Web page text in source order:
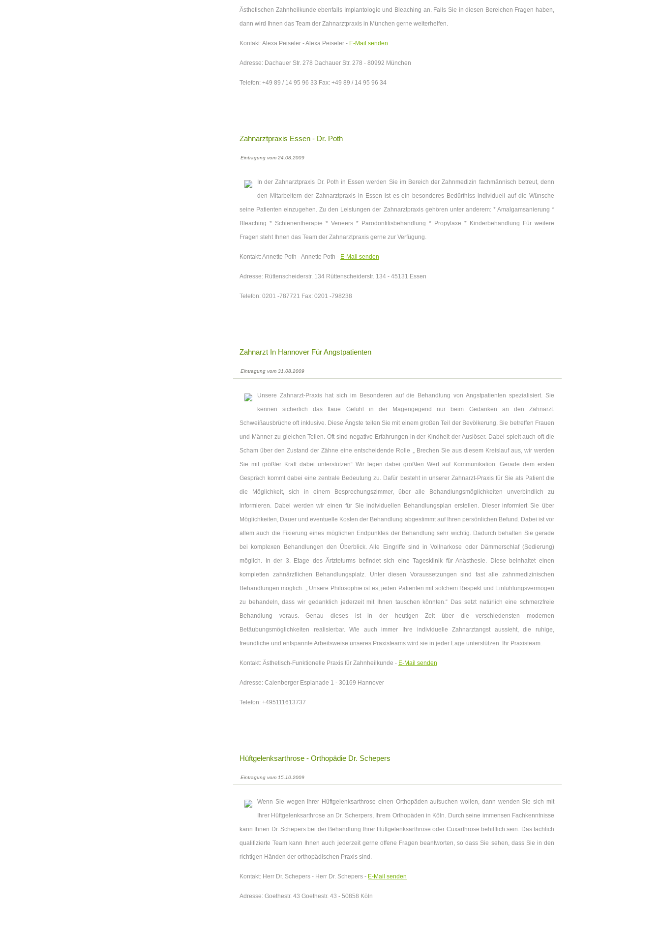
Ästhetischen Zahnheilkunde ebenfalls Implantologie und Bleaching an. Falls Sie in diesen Bereichen Fragen haben,
dann wird Ihnen das Team der Zahnarztpraxis in München gerne weiterhelfen.
Kontakt: Alexa Peiseler - Alexa Peiseler - E-Mail senden
Adresse: Dachauer Str. 278 Dachauer Str. 278 - 80992 München
Telefon: +49 89 / 14 95 96 33 Fax: +49 89 / 14 95 96 34
Zahnarztpraxis Essen - Dr. Poth
Eintragung vom 24.08.2009
In der Zahnarztpraxis Dr. Poth in Essen werden Sie im Bereich der Zahnmedizin fachmännisch betreut, denn
den Mitarbeitern der Zahnarztpraxis in Essen ist es ein besonderes Bedürfniss individuell auf die Wünsche
seine Patienten einzugehen. Zu den Leistungen der Zahnarztpraxis gehören unter anderem: * Amalgamsanierung *
Bleaching * Schienentherapie * Veneers * Parodontitisbehandlung * Propylaxe * Kinderbehandlung Für weitere
Fragen steht Ihnen das Team der Zahnarztpraxis gerne zur Verfügung.
Kontakt: Annette Poth - Annette Poth - E-Mail senden
Adresse: Rüttenscheiderstr. 134 Rüttenscheiderstr. 134 - 45131 Essen
Telefon: 0201 -787721 Fax: 0201 -798238
Zahnarzt In Hannover Für Angstpatienten
Eintragung vom 31.08.2009
Unsere Zahnarzt-Praxis hat sich im Besonderen auf die Behandlung von Angstpatienten spezialisiert. Sie
kennen sicherlich das flaue Gefühl in der Magengegend nur beim Gedanken an den Zahnarzt.
Schweißausbrüche oft inklusive. Diese Ängste teilen Sie mit einem großen Teil der Bevölkerung. Sie betreffen Frauen
und Männer zu gleichen Teilen. Oft sind negative Erfahrungen in der Kindheit der Auslöser. Dabei spielt auch oft die
Scham über den Zustand der Zähne eine entscheidende Rolle „ Brechen Sie aus diesem Kreislauf aus, wir werden
Sie mit größter Kraft dabei unterstützen“ Wir legen dabei größten Wert auf Kommunikation. Gerade dem ersten
Gespräch kommt dabei eine zentrale Bedeutung zu. Dafür besteht in unserer Zahnarzt-Praxis für Sie als Patient die
die Möglichkeit, sich in einem Besprechungszimmer, über alle Behandlungsmöglichkeiten unverbindlich zu
informieren. Dabei werden wir einen für Sie individuellen Behandlungsplan erstellen. Dieser informiert Sie über
Möglichkeiten, Dauer und eventuelle Kosten der Behandlung abgestimmt auf Ihren persönlichen Befund. Dabei ist vor
allem auch die Fixierung eines möglichen Endpunktes der Behandlung sehr wichtig. Dadurch behalten Sie gerade
bei komplexen Behandlungen den Überblick. Alle Eingriffe sind in Vollnarkose oder Dämmerschlaf (Sedierung)
möglich. In der 3. Etage des Ärtzteturms befindet sich eine Tagesklinik für Anästhesie. Diese beinhaltet einen
kompletten zahnärztlichen Behandlungsplatz. Unter diesen Voraussetzungen sind fast alle zahnmedizinischen
Behandlungen möglich. „ Unsere Philosophie ist es, jeden Patienten mit solchem Respekt und Einfühlungsvermögen
zu behandeln, dass wir gedanklich jederzeit mit Ihnen tauschen könnten.“ Das setzt natürlich eine schmerzfreie
Behandlung voraus. Genau dieses ist in der heutigen Zeit über die verschiedensten modernen
Betäubungsmöglichkeiten realisierbar. Wie auch immer Ihre individuelle Zahnarztangst aussieht, die ruhige,
freundliche und entspannte Arbeitsweise unseres Praxisteams wird sie in jeder Lage unterstützen. Ihr Praxisteam.
Kontakt: Ästhetisch-Funktionelle Praxis für Zahnheilkunde - E-Mail senden
Adresse: Calenberger Esplanade 1 - 30169 Hannover
Telefon: +495111613737
Hüftgelenksarthrose - Orthopädie Dr. Schepers
Eintragung vom 15.10.2009
Wenn Sie wegen Ihrer Hüftgelenksarthrose einen Orthopäden aufsuchen wollen, dann wenden Sie sich mit
Ihrer Hüftgelenksarthrose an Dr. Scherpers, Ihrem Orthopäden in Köln. Durch seine immensen Fachkenntnisse
kann Ihnen Dr. Schepers bei der Behandlung Ihrer Hüftgelenksarthrose oder Cuxarthrose behilflich sein. Das fachlich
qualifizierte Team kann Ihnen auch jederzeit gerne offene Fragen beantworten, so dass Sie sehen, dass Sie in den
richtigen Händen der orthopädischen Praxis sind.
Kontakt: Herr Dr. Schepers - Herr Dr. Schepers - E-Mail senden
Adresse: Goethestr. 43 Goethestr. 43 - 50858 Köln